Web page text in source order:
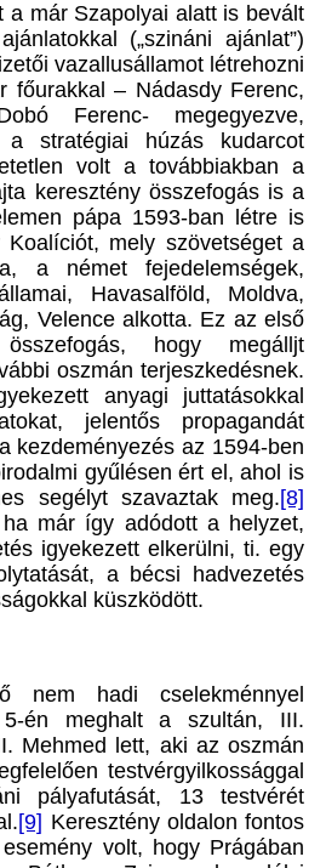
a már Szapolyai alatt is bevált
(„szináni ajánlat”)
vazallusállamot létrehozni
főurakkal – Nádasdy Ferenc,
Ferenc- megegyezve,
stratégiai húzás kudarcot
volt a továbbiakban a
keresztény összefogás is a
pápa 1593-ban létre is
Koalíciót, mely szövetséget a
a német fejedelemségek,
Havasalföld, Moldva,
Velence alkotta. Ez az első
hogy megálljt
oszmán terjeszkedésnek.
anyagi juttatásokkal
jelentős propagandát
kezdeményezés az 1594-ben
gyűlésen ért el, ahol is
segélyt szavaztak meg.[8]
már így adódott a helyzet,
igyekezett elkerülni, ti. egy
a bécsi hadvezetés
küszködött.
nem hadi cselekménnyel
5-én meghalt a szultán, III.
Mehmed lett, aki az oszmán
testvérgyilkossággal
pályafutását, 13 testvérét
[9] Keresztény oldalon fontos
volt, hogy Prágában